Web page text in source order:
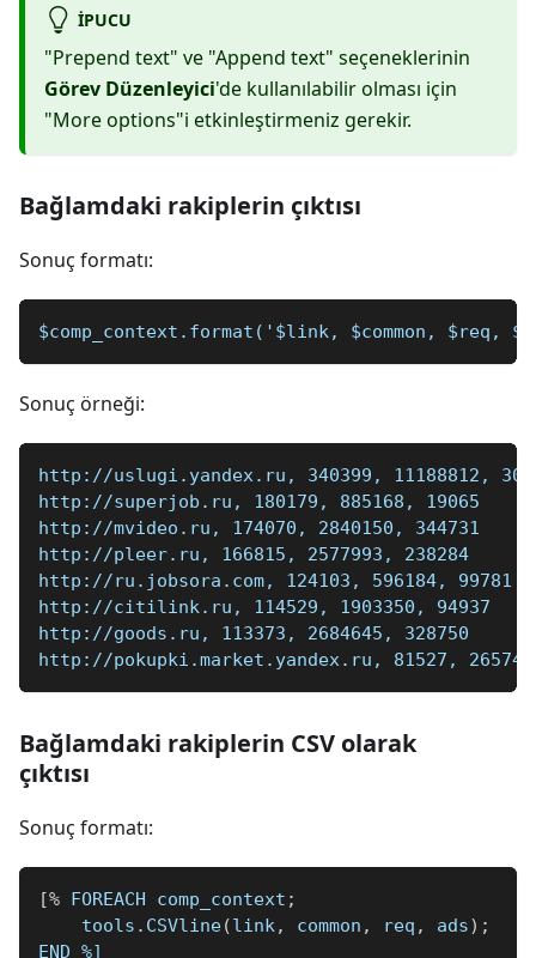
IPUCU
"Prepend text" ve "Append text" seçeneklerinin
Görev Düzenleyici'de kullanılabilir olması için
"More options"i etkinleştirmeniz gerekir.
Bağlamdaki rakiplerin çıktısı
Sonuç formatı:
$comp_context.format('$link, $common, $req,
Sonuç örneği:
http://uslugi.yandex.ru, 340399, 11188812,
http://superjob.ru, 180179, 885168, 19065
http://mvideo.ru, 174070, 2840150, 344731
http://pleer.ru, 166815, 2577993, 238284
http://ru.jobsora.com, 124103, 596184, 99781
http://citilink.ru, 114529, 1903350, 94937
http://goods.ru, 113373, 2684645, 328750
http://pokupki.market.yandex.ru, 81527,
Bağlamdaki rakiplerin CSV olarak
çıktısı
Sonuç formatı:
[% FOREACH comp_context ;
    tools
. CSVline(link, common , req , ads) ;
END %]